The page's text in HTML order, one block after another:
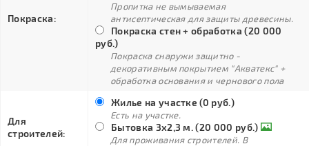
Покраска:
Пропитка не вымываемая
антисептическая для защиты древесины.
Покраска стен + обработка (20 000
руб.)
Покраска снаружи защитно -
декоративным покрытием "Акватекс" +
обработка основания и чернового пола
Для
строителей:
Жилье на участке (0 руб.)
Есть на участке.
Бытовка 3х2,3 м. (20 000 руб.)
Для проживания строителей. В